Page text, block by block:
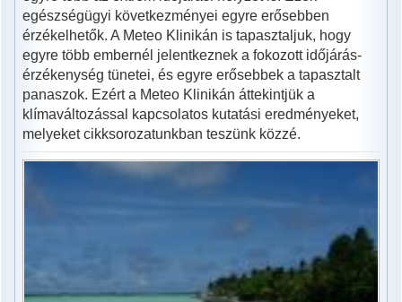
egészségügyi következményei egyre erősebben
érzékelhetők. A Meteo Klinikán is tapasztaljuk, hogy
egyre több embernél jelentkeznek a fokozott időjárás-
érzékenység tünetei, és egyre erősebbek a tapasztalt
panaszok. Ezért a Meteo Klinikán áttekintjük a
klímaváltozással kapcsolatos kutatási eredményeket,
melyeket cikksorozatunkban teszünk közzé.